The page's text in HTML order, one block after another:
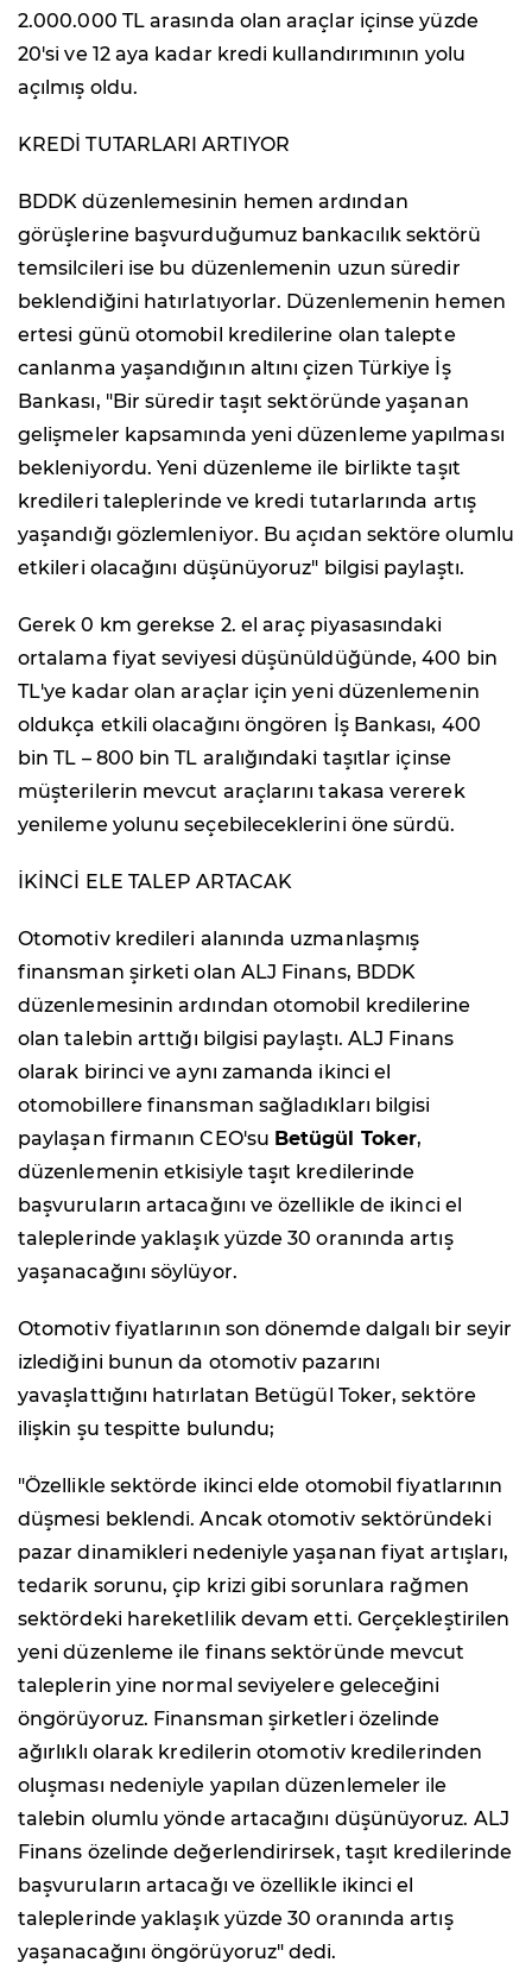
2.000.000 TL arasında olan araçlar içinse yüzde
20'si ve 12 aya kadar kredi kullandırımının yolu
açılmış oldu.
KREDİ TUTARLARI ARTIYOR
BDDK düzenlemesinin hemen ardından
görüşlerine başvurduğumuz bankacılık sektörü
temsilcileri ise bu düzenlemenin uzun süredir
beklendiğini hatırlatıyorlar. Düzenlemenin hemen
ertesi günü otomobil kredilerine olan talepte
canlanma yaşandığının altını çizen Türkiye İş
Bankası, "Bir süredir taşıt sektöründe yaşanan
gelişmeler kapsamında yeni düzenleme yapılması
bekleniyordu. Yeni düzenleme ile birlikte taşıt
kredileri taleplerinde ve kredi tutarlarında artış
yaşandığı gözlemleniyor. Bu açıdan sektöre olumlu
etkileri olacağını düşünüyoruz" bilgisi paylaştı.
Gerek 0 km gerekse 2. el araç piyasasındaki
ortalama fiyat seviyesi düşünüldüğünde, 400 bin
TL'ye kadar olan araçlar için yeni düzenlemenin
oldukça etkili olacağını öngören İş Bankası, 400
bin TL – 800 bin TL aralığındaki taşıtlar içinse
müşterilerin mevcut araçlarını takasa vererek
yenileme yolunu seçebileceklerini öne sürdü.
İKİNCİ ELE TALEP ARTACAK
Otomotiv kredileri alanında uzmanlaşmış
finansman şirketi olan ALJ Finans, BDDK
düzenlemesinin ardından otomobil kredilerine
olan talebin arttığı bilgisi paylaştı. ALJ Finans
olarak birinci ve aynı zamanda ikinci el
otomobillere finansman sağladıkları bilgisi
paylaşan firmanın CEO'su Betügül Toker,
düzenlemenin etkisiyle taşıt kredilerinde
başvuruların artacağını ve özellikle de ikinci el
taleplerinde yaklaşık yüzde 30 oranında artış
yaşanacağını söylüyor.
Otomotiv fiyatlarının son dönemde dalgalı bir seyir
izlediğini bunun da otomotiv pazarını
yavaşlattığını hatırlatan Betügül Toker, sektöre
ilişkin şu tespitte bulundu;
"Özellikle sektörde ikinci elde otomobil fiyatlarının
düşmesi beklendi. Ancak otomotiv sektöründeki
pazar dinamikleri nedeniyle yaşanan fiyat artışları,
tedarik sorunu, çip krizi gibi sorunlara rağmen
sektördeki hareketlilik devam etti. Gerçekleştirilen
yeni düzenleme ile finans sektöründe mevcut
taleplerin yine normal seviyelere geleceğini
öngörüyoruz. Finansman şirketleri özelinde
ağırlıklı olarak kredilerin otomotiv kredilerinden
oluşması nedeniyle yapılan düzenlemeler ile
talebin olumlu yönde artacağını düşünüyoruz. ALJ
Finans özelinde değerlendirirsek, taşıt kredilerinde
başvuruların artacağı ve özellikle ikinci el
taleplerinde yaklaşık yüzde 30 oranında artış
yaşanacağını öngörüyoruz" dedi.